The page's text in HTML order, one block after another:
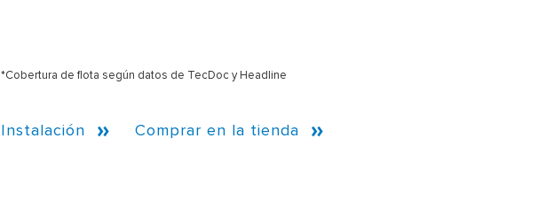
*Cobertura de flota según datos de TecDoc y Headline
Instalación Comprar en la tienda